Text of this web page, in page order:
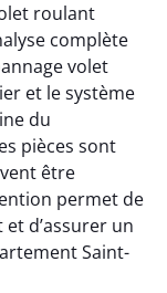
roulant
complète
volet
et le système
du
pièces sont
être
permet de
d’assurer un
Saint-